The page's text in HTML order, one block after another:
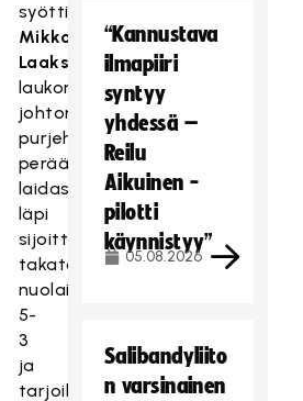
syötti
Mikko
Laakson
laukomaan
johtomaalin,
purjehti
perään
laidasta
läpi
sijoittamaan
takatolppaa
nuolaisten
5-
3
ja
tarjoili
“Kannustava
ilmapiiri
syntyy
yhdessä –
Reilu
Aikuinen -
pilotti
käynnistyy”
05.08.2026
Salibandyliito
n varsinainen